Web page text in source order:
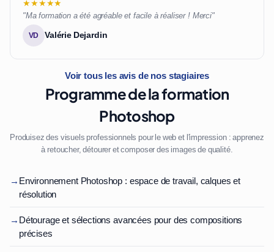
★★★★★
"Ma formation a été agréable et facile à réaliser ! Merci"
VD Valérie Dejardin
Voir tous les avis de nos stagiaires
Programme de la formation
Photoshop
Produisez des visuels professionnels pour le web et l'impression : apprenez
à retoucher, détourer et composer des images de qualité.
→ Environnement Photoshop : espace de travail, calques et
résolution
→ Détourage et sélections avancées pour des compositions
précises